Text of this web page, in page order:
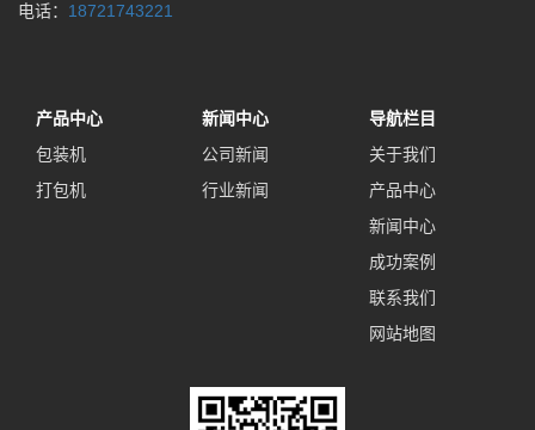
电话： 18721743221
产品中心
包装机
打包机
新闻中心
公司新闻
行业新闻
导航栏目
关于我们
产品中心
新闻中心
成功案例
联系我们
网站地图